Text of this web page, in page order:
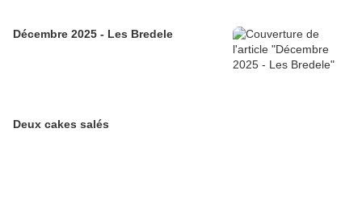
Décembre 2025 - Les Bredele
Deux cakes salés